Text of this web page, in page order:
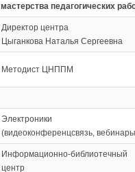
мастерства педагогических
Директор центра
Цыганкова Наталья Сергеевна
Методист ЦНППМ
Электроники
(видеоконференцсвязь,
Информационно-библиотечный
центр